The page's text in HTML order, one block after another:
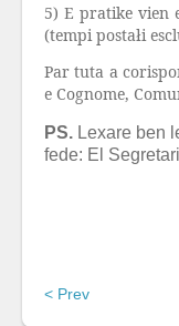
5) E pratike vien
(tempi postałi
Par tuta a
e Cognome,
PS. Lexare ben
fede: El
< Prev